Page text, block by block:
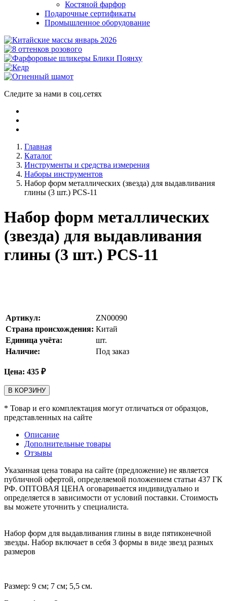
Костяной фарфор
Подарочные сертификаты
Промышленное оборудование
Следите за нами в соц.сетях
Главная
Каталог
Инструменты и средства измерения
Наборы инструментов
Набор форм металлических (звезда) для выдавливания
глины (3 шт.) PCS-11
Набор форм металлических
(звезда) для выдавливания
глины (3 шт.) PCS-11
Артикул:
ZN00090
Страна происхождения: Китай
Единица учёта:
шт.
Наличие:
Под заказ
Цена: 435 ₽
В КОРЗИНУ
* Товар и его комплектация могут отличаться от образцов,
представленных на сайте
Описание
Дополнительные товары
Отзывы
Указанная цена товара на сайте (предложение) не является
публичной офертой, определяемой положением статьи 437 ГК
РФ. ОПТОВАЯ ЦЕНА оговаривается индивидуально и
определяется в зависимости от условий поставки. Стоимость
вы можете уточнить у специалиста.
Набор форм для выдавливания глины в виде пятиконечной
звезды. Набор включает в себя 3 формы в виде звезд разных
размеров
Размер: 9 см; 7 см; 5,5 см.